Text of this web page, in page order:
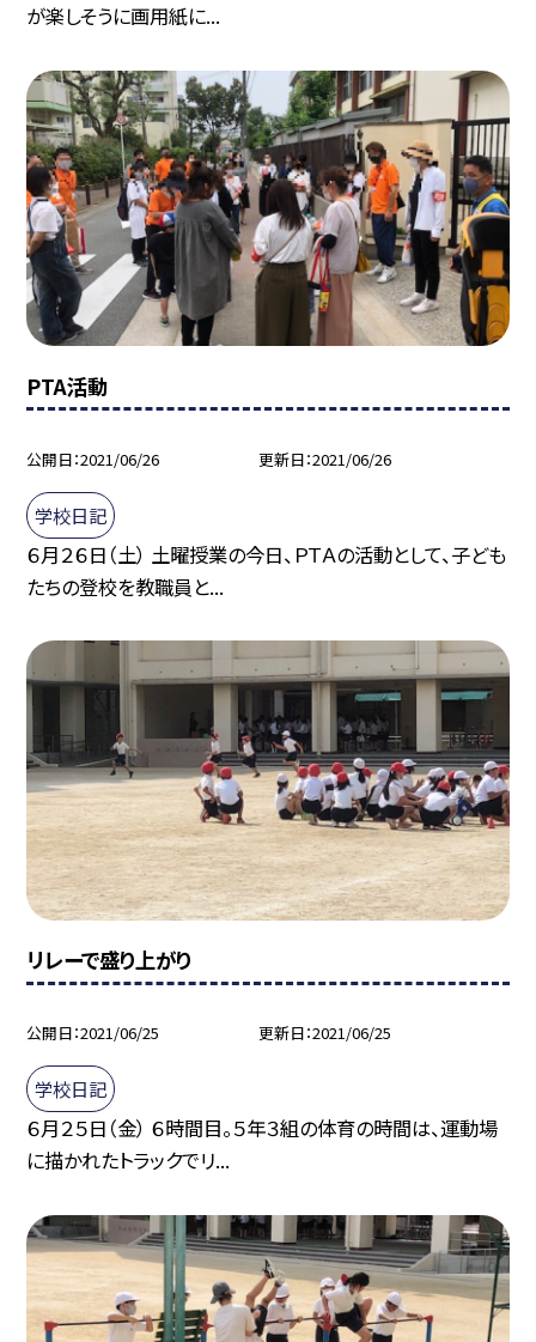
が楽しそうに画用紙に...
PTA活動
公開日 2021/06/26 更新日 2021/06/26
学校日記
６月２６日（土） 土曜授業の今日、ＰＴＡの活動として、子ども
たちの登校を教職員と...
リレーで盛り上がり
公開日 2021/06/25 更新日 2021/06/25
学校日記
６月２５日（金） ６時間目。５年３組の体育の時間は、運動場
に描かれたトラックでリ...